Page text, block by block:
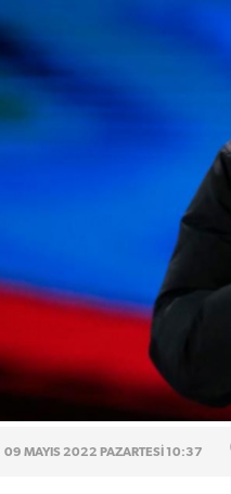
09 MAYIS 2022 PAZARTESİ 10:37